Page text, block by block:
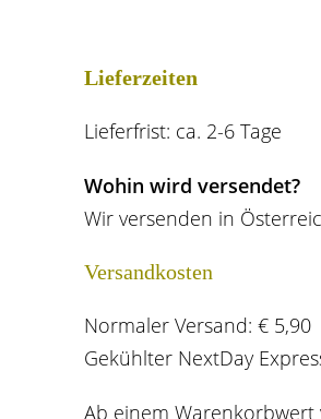
Lieferzeiten
Lieferfrist: ca. 2-6 Tage
Wohin wird versendet?
Wir versenden in
Versandkosten
Normaler Versand: € 5,90
Gekühlter NextDay
Ab einem Warenkorbwert